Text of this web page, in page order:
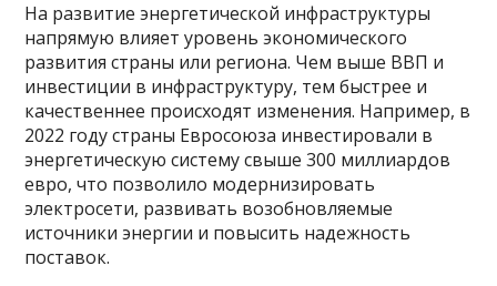
На развитие энергетической инфраструктуры
напрямую влияет уровень экономического
развития страны или региона. Чем выше ВВП и
инвестиции в инфраструктуру, тем быстрее и
качественнее происходят изменения. Например, в
2022 году страны Евросоюза инвестировали в
энергетическую систему свыше 300 миллиардов
евро, что позволило модернизировать
электросети, развивать возобновляемые
источники энергии и повысить надежность
поставок.